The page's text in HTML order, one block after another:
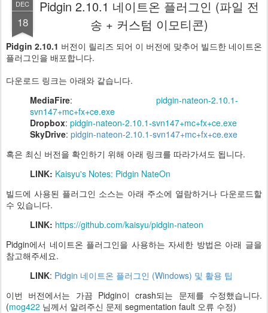
DEC
18
Pidgin 2.10.1 네이트온 플러그인 (파일 전
송 + 커스텀 이모티콘)
Pidgin 2.10.1 버전이 릴리즈 되어 이 버전에 맞추어 빌드한 네이트온
플러그인을 배포합니다.
다운로드 링크는 아래와 같습니다.
MediaFire: pidgin-nateon-2.10.1-
svn147+mc+fx+ce.exe
Dropbox: pidgin-nateon-2.10.1-svn147+mc+fx+ce.exe
SkyDrive: pidgin-nateon-2.10.1-svn147+mc+fx+ce.exe
혹은 최신 버전을 확인하기 위해 아래 링크를 따라가셔도 됩니다.
LINK: Kaisyu's Notes: Pidgin NateOn
빌드에 사용된 플러그인 소스는 아래 주소에 열람하거나 다운로드할
수 있습니다.
LINK: https://github.com/kaisyu/pidgin-nateon
Pidgin에서 네이트온 플러그인을 사용하는 자세한 방법은 아래 글을
참고해주세요.
LINK: Pidgin 네이트온 플러그인 (Windows) 및 활용 팁
이번 버전에서는 가끔 Pidgin이 crash되는 문제를 수정했습니다.
(mog422 님께서 알려주신 문제 segmentation fault 오류 수정)